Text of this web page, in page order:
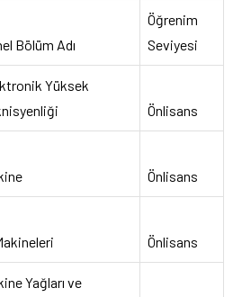
Bölüm Adı
Öğrenim
Seviyesi
Yüksek
Önlisans
Önlisans
Önlisans
Yağları ve